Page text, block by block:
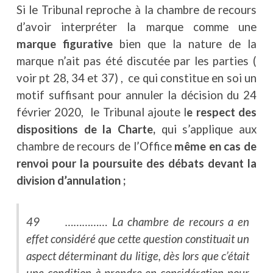
Si le Tribunal reproche à la chambre de recours
d’avoir interpréter la marque comme une
marque figurativebien que la nature de la
marque n’ait pas été discutée par les parties (
voir pt 28, 34 et 37) , ce qui constitue en soi un
motif suffisant pour annuler la décision du 24
février 2020, le Tribunal ajoute le respect des
dispositions de la Charte, qui s’applique aux
chambre de recours de l’Office même en cas de
renvoi pour la poursuite des débats devant la
division d’annulation ;
49 …………… La chambre de recours a en
effet considéré que cette question constituait un
aspect déterminant du litige, dès lors que c’était